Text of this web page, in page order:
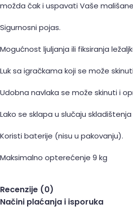
možda čak i uspavati Vaše
Sigurnosni pojas.
Mogućnost ljuljanja ili fiksiranja
Luk sa igračkama koji se može
Udobna navlaka se može skinuti i
Lako se sklapa u slučaju
Koristi baterije (nisu u pakovanju).
Maksimalno opterećenje 9 kg
Recenzije (0)
Načini plaćanja i isporuka